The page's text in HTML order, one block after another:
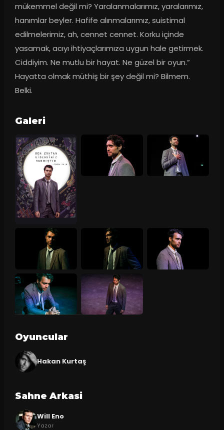
mükemmel değil mi? Yaralanmalarımız, yaralarımız,
hanımlar beyler. Hafife alınmalarımız, suistimal
edilmelerimiz, ah, cennet cennet. Korku içinde
yasamak, acıyı ihtiyaçlarımıza uygun hale getirmek.
Ciddiyim. Ne mutlu bir hayat. Ne güzel bir oyun.”
Hayatta olmak müthiş bir şey değil mi? Bilmem.
Belki.
Galeri
Oyuncular
Hakan Kurtaş
Sahne Arkasi
Will Eno
Yazar